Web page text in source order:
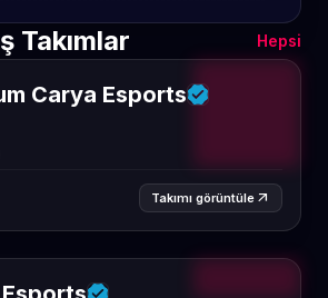
Takımlar Hepsi
Carya Esports
Takımı görüntüle arrow_outward